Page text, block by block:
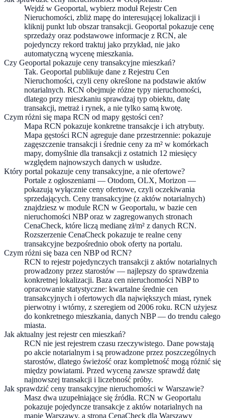
Wejdź w Geoportal, wybierz moduł Rejestr Cen
Nieruchomości, zbliż mapę do interesującej lokalizacji i
kliknij punkt lub obszar transakcji. Geoportal pokazuje cenę
sprzedaży oraz podstawowe informacje z RCN, ale
pojedynczy rekord traktuj jako przykład, nie jako
automatyczną wycenę mieszkania.
Czy Geoportal pokazuje ceny transakcyjne mieszkań?
Tak. Geoportal publikuje dane z Rejestru Cen
Nieruchomości, czyli ceny określone na podstawie aktów
notarialnych. RCN obejmuje różne typy nieruchomości,
dlatego przy mieszkaniu sprawdzaj typ obiektu, datę
transakcji, metraż i rynek, a nie tylko samą kwotę.
Czym różni się mapa RCN od mapy gęstości cen?
Mapa RCN pokazuje konkretne transakcje i ich atrybuty.
Mapa gęstości RCN agreguje dane przestrzennie: pokazuje
zagęszczenie transakcji i średnie ceny za m² w komórkach
mapy, domyślnie dla transakcji z ostatnich 12 miesięcy
względem najnowszych danych w usłudze.
Który portal pokazuje ceny transakcyjne, a nie ofertowe?
Portale z ogłoszeniami — Otodom, OLX, Morizon —
pokazują wyłącznie ceny ofertowe, czyli oczekiwania
sprzedających. Ceny transakcyjne (z aktów notarialnych)
znajdziesz w module RCN w Geoportalu, w bazie cen
nieruchomości NBP oraz w zagregowanych stronach
CenaCheck, które liczą medianę zł/m² z danych RCN.
Rozszerzenie CenaCheck pokazuje te realne ceny
transakcyjne bezpośrednio obok oferty na portalu.
Czym różni się baza cen NBP od RCN?
RCN to rejestr pojedynczych transakcji z aktów notarialnych
prowadzony przez starostów — najlepszy do sprawdzenia
konkretnej lokalizacji. Baza cen nieruchomości NBP to
opracowanie statystyczne: kwartalne średnie cen
transakcyjnych i ofertowych dla największych miast, rynek
pierwotny i wtórny, z szeregiem od 2006 roku. RCN użyjesz
do konkretnego mieszkania, danych NBP — do trendu całego
miasta.
Jak aktualny jest rejestr cen mieszkań?
RCN nie jest rejestrem czasu rzeczywistego. Dane powstają
po akcie notarialnym i są prowadzone przez poszczególnych
starostów, dlatego świeżość oraz kompletność mogą różnić się
między powiatami. Przed wyceną zawsze sprawdź datę
najnowszej transakcji i liczebność próby.
Jak sprawdzić ceny transakcyjne nieruchomości w Warszawie?
Masz dwa uzupełniające się źródła. RCN w Geoportalu
pokazuje pojedyncze transakcje z aktów notarialnych na
mapie Warszawy, a strona CenaCheck dla Warszawy